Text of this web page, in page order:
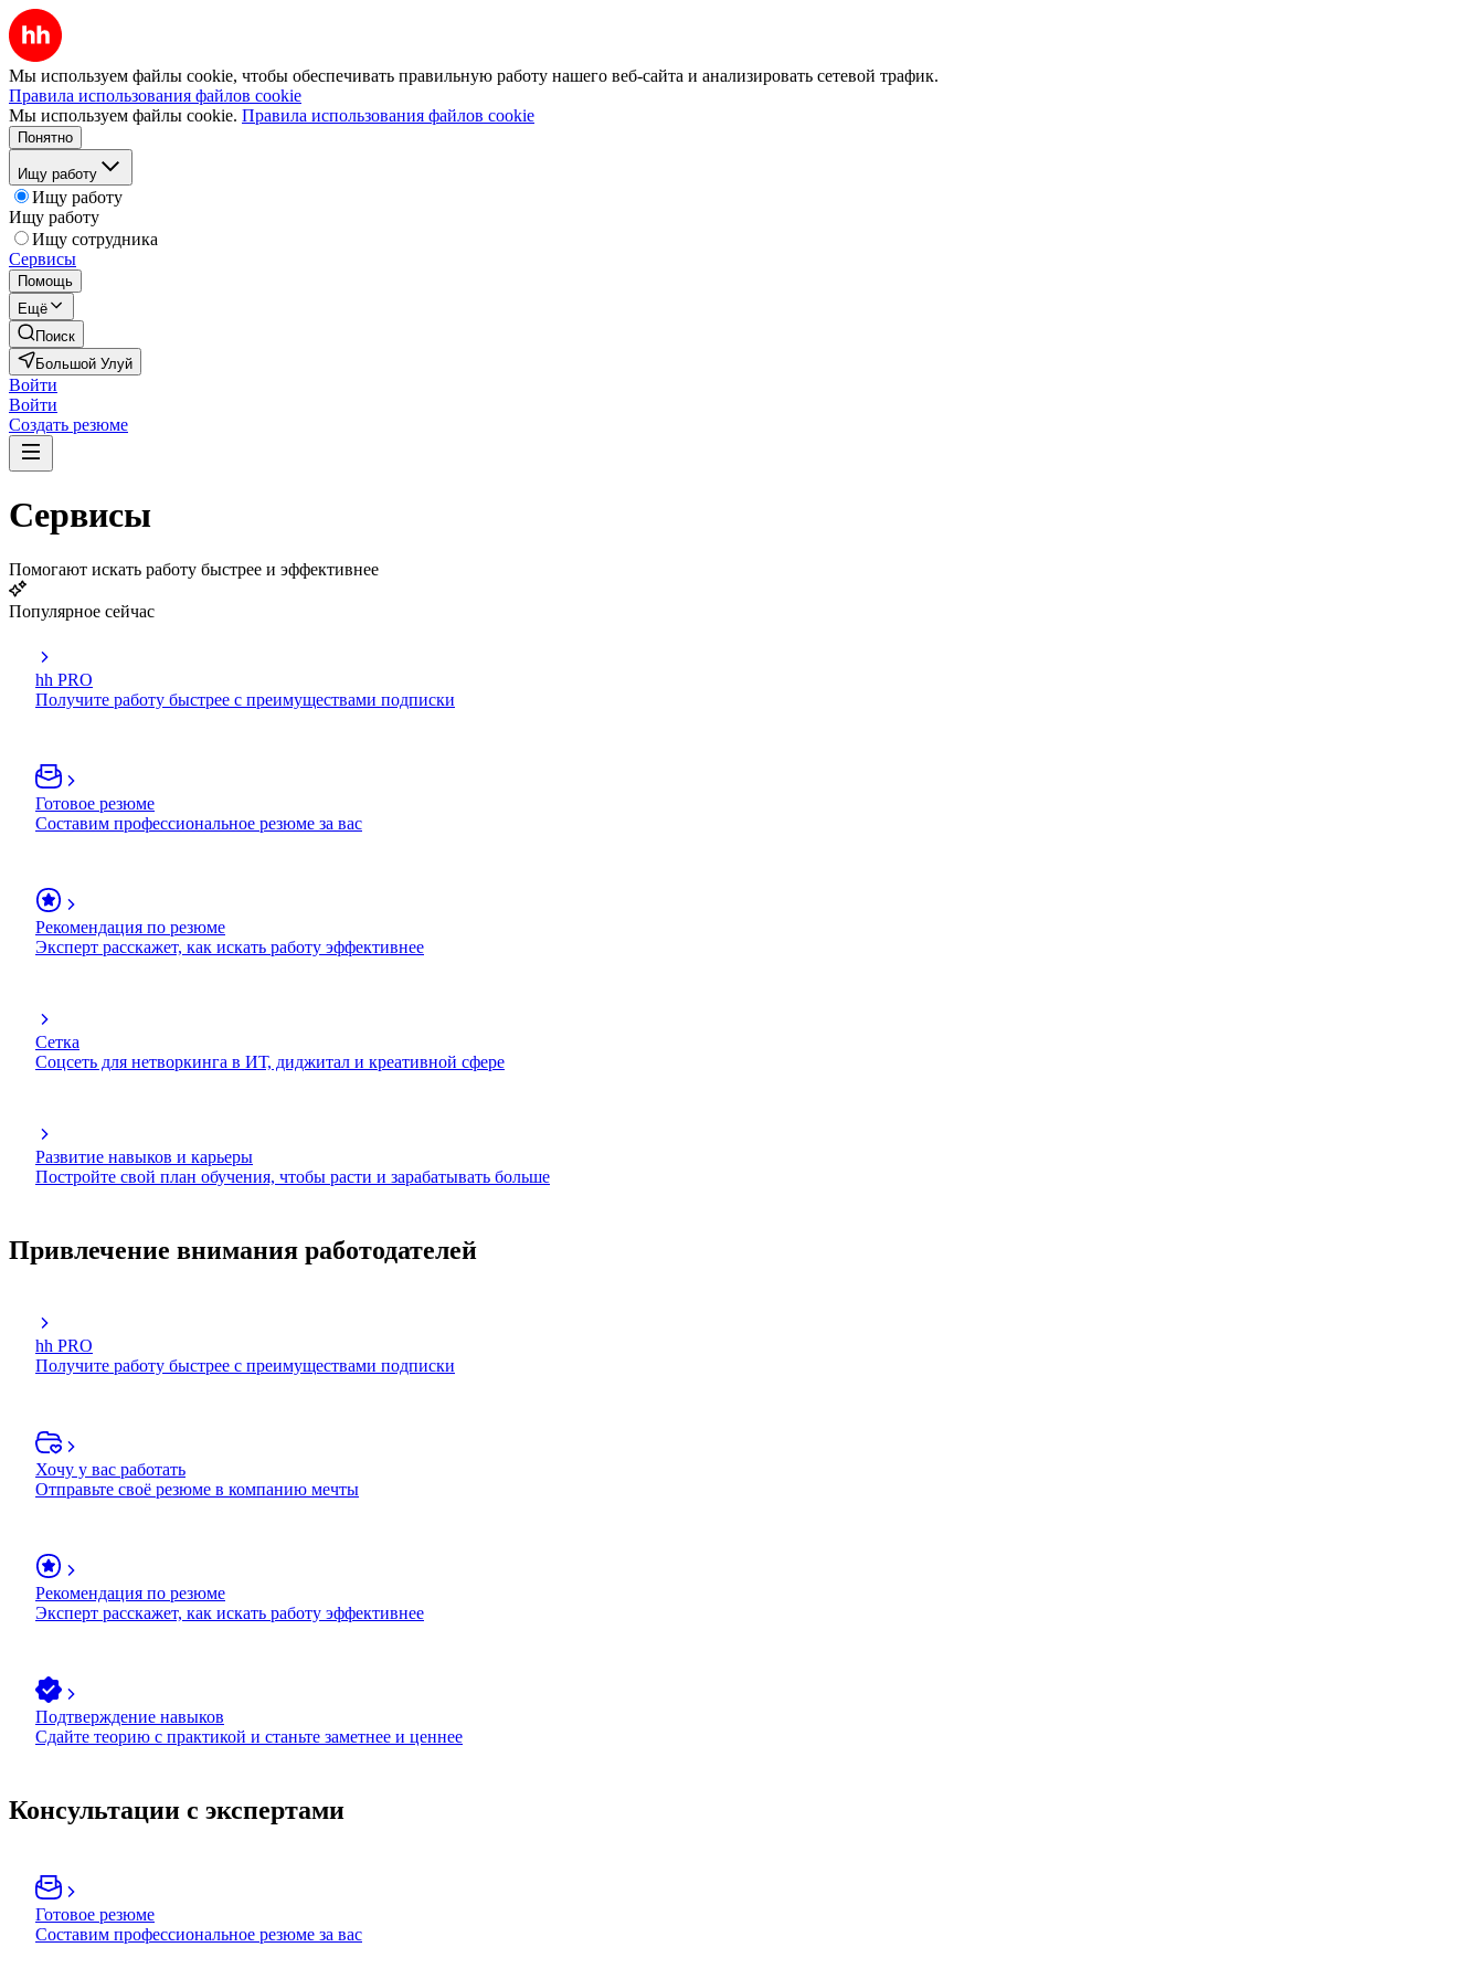
Мы используем файлы cookie, чтобы обеспечивать правильную работу нашего веб-сайта и анализировать сетевой трафик.
Правила использования файлов cookie
Мы используем файлы cookie. Правила использования файлов cookie
Понятно
Ищу работу
Ищу работу
Ищу работу
Ищу сотрудника
Сервисы
Помощь
Ещё
Поиск
Большой Улуй
Войти
Войти
Создать резюме
Сервисы
Помогают искать работу быстрее и эффективнее
Популярное сейчас
hh PRO
Получите работу быстрее с преимуществами подписки
Готовое резюме
Составим профессиональное резюме за вас
Рекомендация по резюме
Эксперт расскажет, как искать работу эффективнее
Сетка
Соцсеть для нетворкинга в ИТ, диджитал и креативной сфере
Развитие навыков и карьеры
Постройте свой план обучения, чтобы расти и зарабатывать больше
Привлечение внимания работодателей
hh PRO
Получите работу быстрее с преимуществами подписки
Хочу у вас работать
Отправьте своё резюме в компанию мечты
Рекомендация по резюме
Эксперт расскажет, как искать работу эффективнее
Подтверждение навыков
Сдайте теорию с практикой и станьте заметнее и ценнее
Консультации с экспертами
Готовое резюме
Составим профессиональное резюме за вас